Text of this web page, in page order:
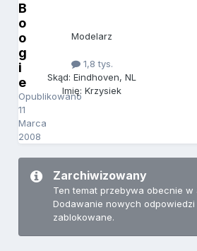
B
o
o
g
i
e
Opublikowano
11
Marca
2008
Modelarz
1,8 tys.
Skąd: Eindhoven, NL
Imię: Krzysiek
Zarchiwizowany
Ten temat przebywa obecnie w
Dodawanie nowych odpowiedzi
zablokowane.